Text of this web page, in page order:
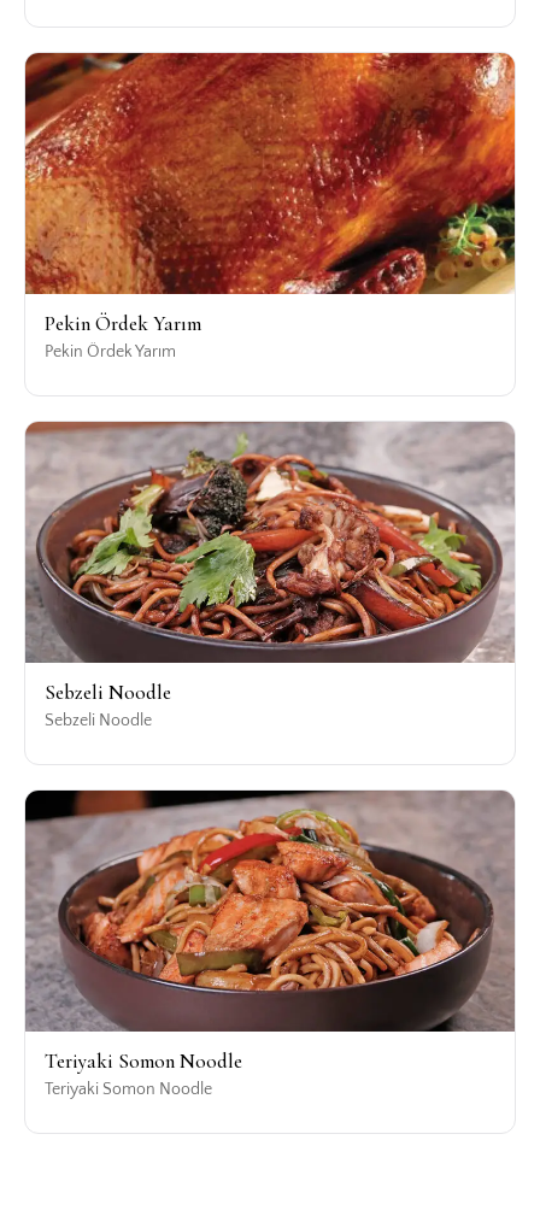
Pekin Ördek Yarım
Pekin Ördek Yarım
Sebzeli Noodle
Sebzeli Noodle
Teriyaki Somon Noodle
Teriyaki Somon Noodle